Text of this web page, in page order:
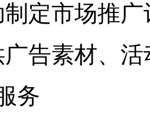
定市场推广
告素材、
务